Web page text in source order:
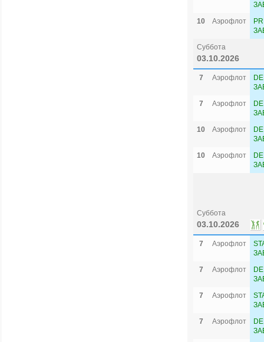
10
Аэрофлот
Суббота
03.10.2026
7 Аэрофлот
7
Аэрофлот
10
Аэрофлот
10
Аэрофлот
Суббота
03.10.2026
7 Аэрофлот
7
Аэрофлот
7
Аэрофлот
7
Аэрофлот